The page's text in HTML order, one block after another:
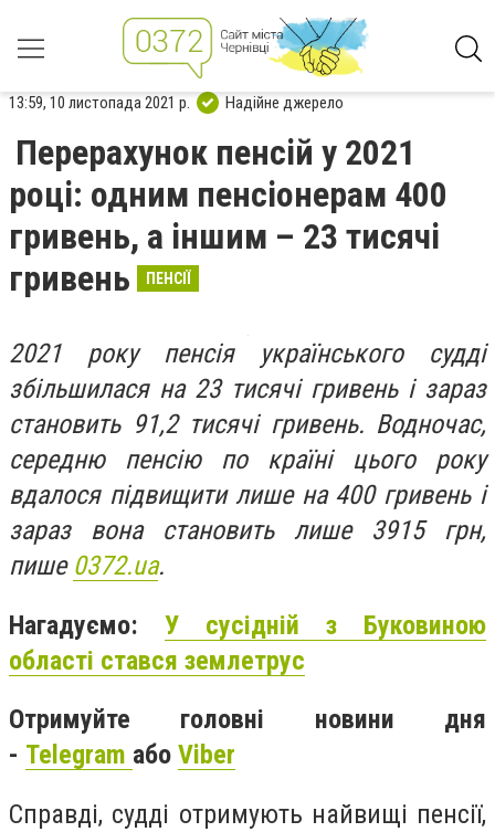
13:59, 10 листопада 2021 р. Надійне джерело
Перерахунок пенсій у 2021
році: одним пенсіонерам 400
гривень, а іншим – 23 тисячі
гривень
ПЕНСІЇ
2021 року пенсія українського судді
збільшилася на 23 тисячі гривень і зараз
становить 91,2 тисячі гривень. Водночас,
середню пенсію по країні цього року
вдалося підвищити лише на 400 гривень і
зараз вона становить лише 3915 грн,
пише 0372.ua.
Нагадуємо: У сусідній з Буковиною
області стався землетрус
Отримуйте головні новини дня
- Telegram або Viber
Справді, судді отримують найвищі пенсії,